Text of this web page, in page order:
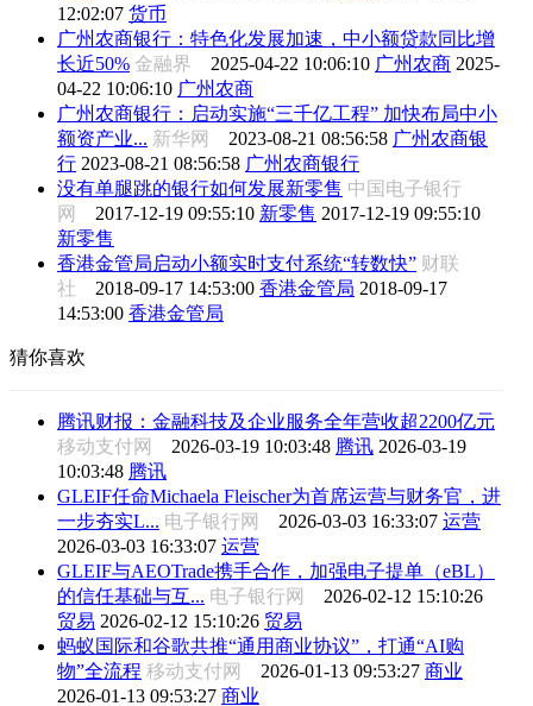
12:02:07 货币
广州农商银行：特色化发展加速，中小额贷款同比增
长近50% 金融界 2025-04-22 10:06:10 广州农商 2025-
04-22 10:06:10 广州农商
广州农商银行：启动实施“三千亿工程” 加快布局中小
额资产业... 新华网 2023-08-21 08:56:58 广州农商银
行 2023-08-21 08:56:58 广州农商银行
没有单腿跳的银行如何发展新零售 中国电子银行
网 2017-12-19 09:55:10 新零售 2017-12-19 09:55:10
新零售
香港金管局启动小额实时支付系统“转数快” 财联
社 2018-09-17 14:53:00 香港金管局 2018-09-17
14:53:00 香港金管局
猜你喜欢
腾讯财报：金融科技及企业服务全年营收超2200亿元
移动支付网 2026-03-19 10:03:48 腾讯 2026-03-19
10:03:48 腾讯
GLEIF任命Michaela Fleischer为首席运营与财务官，进
一步夯实L... 电子银行网 2026-03-03 16:33:07 运营
2026-03-03 16:33:07 运营
GLEIF与AEOTrade携手合作，加强电子提单（eBL）
的信任基础与互... 电子银行网 2026-02-12 15:10:26
贸易 2026-02-12 15:10:26 贸易
蚂蚁国际和谷歌共推“通用商业协议”，打通“AI购
物”全流程 移动支付网 2026-01-13 09:53:27 商业
2026-01-13 09:53:27 商业